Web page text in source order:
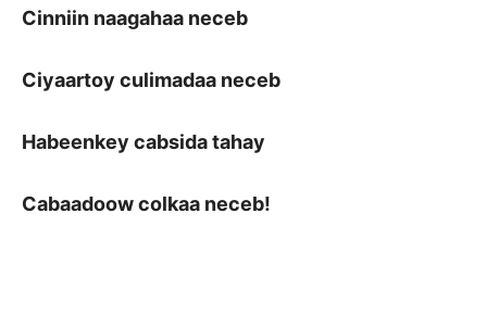
Cinniin naagahaa neceb
Ciyaartoy culimadaa neceb
Habeenkey cabsida tahay
Cabaadoow colkaa neceb!